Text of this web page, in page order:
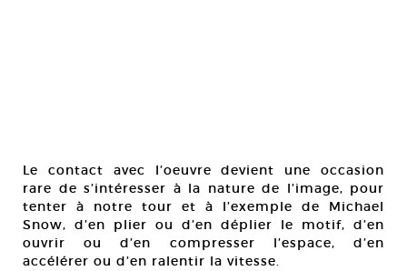
Le contact avec l’oeuvre devient une occasion
rare de s’intéresser à la nature de l’image, pour
tenter à notre tour et à l’exemple de Michael
Snow, d’en plier ou d’en déplier le motif, d’en
ouvrir ou d’en compresser l’espace, d’en
accélérer ou d’en ralentir la vitesse.